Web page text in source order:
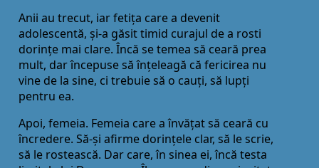
Anii au trecut, iar fetița care a devenit
adolescentă, și-a găsit timid curajul de a rosti
dorințe mai clare. Încă se temea să ceară prea
mult, dar începuse să înțeleagă că fericirea nu
vine de la sine, ci trebuie să o cauți, să lupți
pentru ea.
Apoi, femeia. Femeia care a învățat să ceară cu
încredere. Să-și afirme dorințele clar, să le scrie,
să le rostească. Dar care, în sinea ei, încă testa